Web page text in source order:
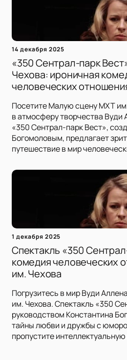
14 декабря 2025
«350 Сентрал-парк
Чехова: ироничная
человеческих
Посетите Малую сцену МХТ
в атмосферу творчества Вуди
«350 Сентрал-парк Вест»,
Богомоловым, предлагает
путешествие в мир
1 декабря 2025
Спектакль «350
комедия человеческих
им. Чехова
Погрузитесь в мир Вуди
им. Чехова. Спектакль «350
руководством Константина
тайны любви и дружбы с
пропустите